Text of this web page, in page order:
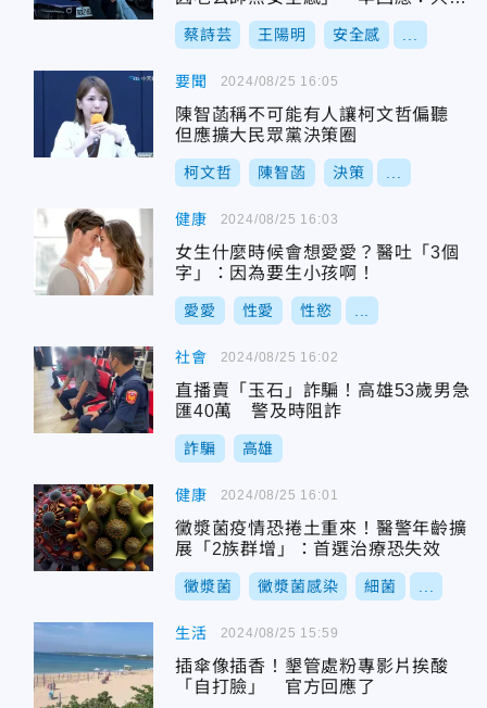
到美好一面
蔡詩芸 王陽明 安全感
要聞
陳智菡稱不可能有人讓柯文哲偏聽
但應擴大民眾黨決策圈
柯文哲 陳智菡 決策
2024/08/25 16:05
健康
女生什麼時候會想愛愛？醫吐「3個
字」：因為要生小孩啊！
愛愛 性愛 性慾
2024/08/25 16:03
社會
直播賣「玉石」詐騙！高雄53歲男急
匯40萬 警及時阻詐
詐騙 高雄
2024/08/25 16:02
健康
黴漿菌疫情恐捲土重來！醫警年齡擴
展「2族群增」：首選治療恐失效
黴漿菌 黴漿菌感染 細菌
2024/08/25 16:01
生活
插傘像插香！墾管處粉專影片挨酸
「自打臉」 官方回應了
2024/08/25 15:59